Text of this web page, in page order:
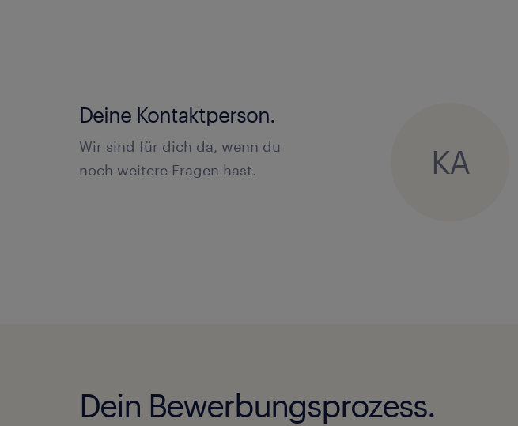
Deine Kontaktperson.
Wir sind für dich da, wenn du
noch weitere Fragen hast.
KA
Dein Bewerbungsprozess.